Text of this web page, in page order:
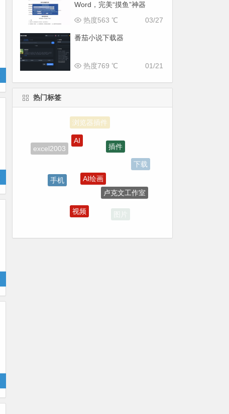
Word，完美“摸鱼”神器
03/27
热度563 ℃
番茄小说下载器
01/21
热度769 ℃
热门标签
excel2003
下载
卢克文工作室
图片